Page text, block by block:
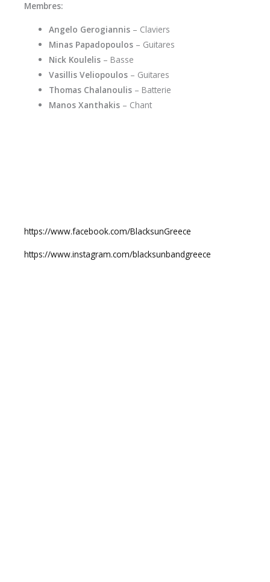
Membres:
Angelo Gerogiannis – Claviers
Minas Papadopoulos – Guitares
Nick Koulelis – Basse
Vasillis Veliopoulos – Guitares
Thomas Chalanoulis – Batterie
Manos Xanthakis – Chant
https://www.facebook.com/BlacksunGreece
https://www.instagram.com/blacksunbandgreece